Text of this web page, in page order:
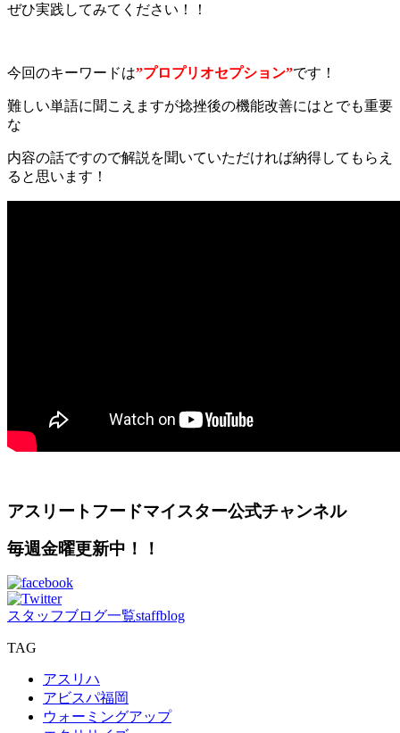
ぜひ実践してみてください！！
今回のキーワードは”プロプリオセプション”です！
難しい単語に聞こえますが捻挫後の機能改善にはとでも重要
な
内容の話ですので解説を聞いていただければ納得してもらえ
ると思います！
アスリートフードマイスター公式チャンネル
毎週金曜更新中！！
スタッフブログ一覧staffblog
TAG
アスリハ
アビスパ福岡
ウォーミングアップ